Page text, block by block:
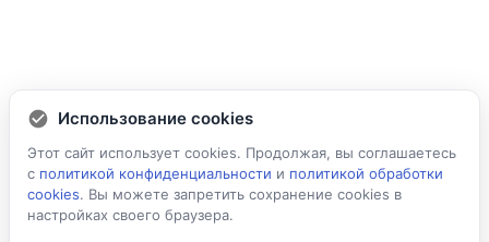
Использование cookies
Этот сайт использует cookies. Продолжая, вы соглашаетесь
с политикой конфиденциальности и политикой обработки
cookies. Вы можете запретить сохранение cookies в
настройках своего браузера.